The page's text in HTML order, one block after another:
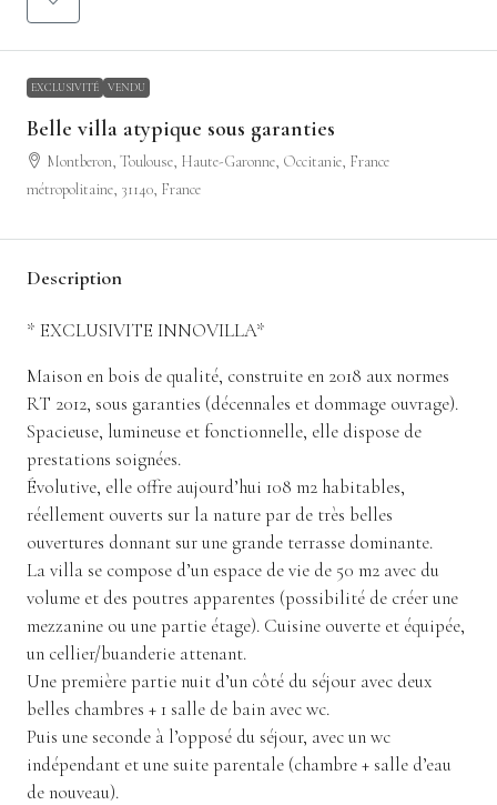
EXCLUSIVITÉ VENDU
Belle villa atypique sous garanties
Montberon, Toulouse, Haute-Garonne, Occitanie, France
métropolitaine, 31140, France
Description
* EXCLUSIVITE INNOVILLA*
Maison en bois de qualité, construite en 2018 aux normes
RT 2012, sous garanties (décennales et dommage ouvrage).
Spacieuse, lumineuse et fonctionnelle, elle dispose de
prestations soignées.
Évolutive, elle offre aujourd’hui 108 m2 habitables,
réellement ouverts sur la nature par de très belles
ouvertures donnant sur une grande terrasse dominante.
La villa se compose d’un espace de vie de 50 m2 avec du
volume et des poutres apparentes (possibilité de créer une
mezzanine ou une partie étage). Cuisine ouverte et équipée,
un cellier/buanderie attenant.
Une première partie nuit d’un côté du séjour avec deux
belles chambres + 1 salle de bain avec wc.
Puis une seconde à l’opposé du séjour, avec un wc
indépendant et une suite parentale (chambre + salle d’eau
de nouveau).